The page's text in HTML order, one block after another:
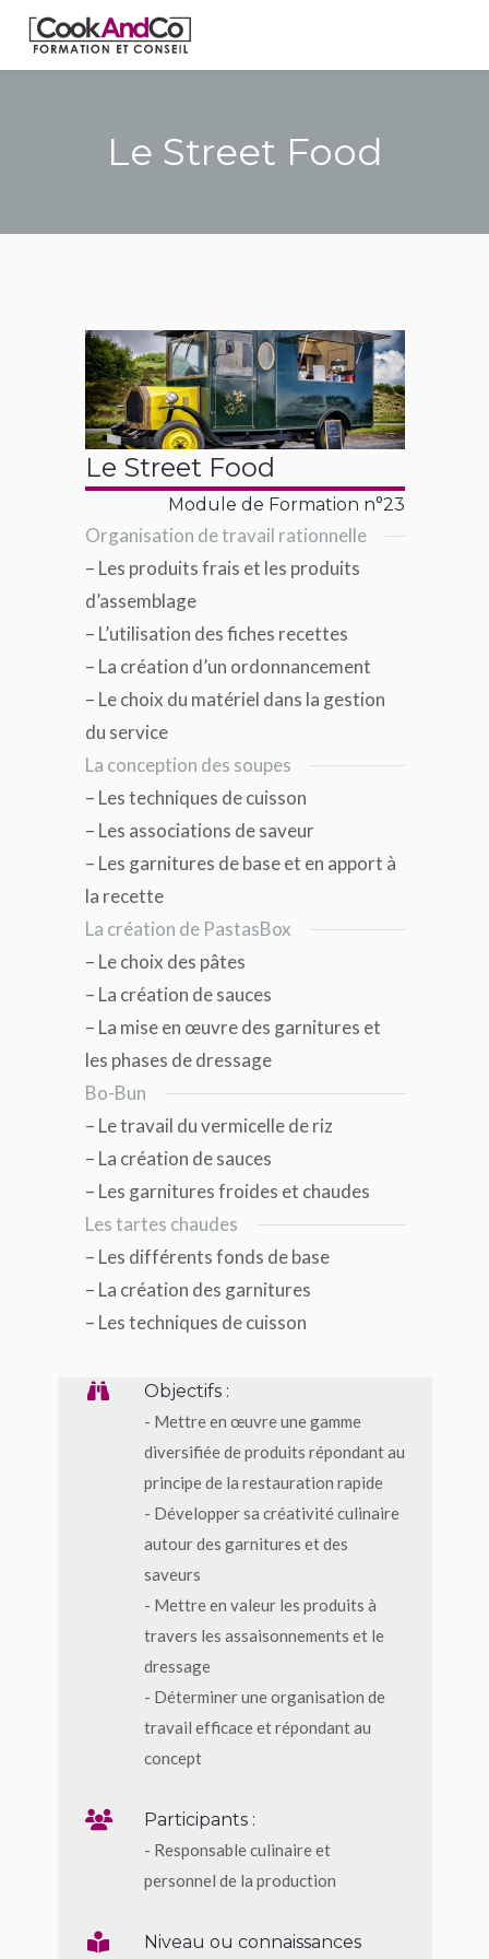
Le Street Food
Le Street Food
Module de Formation n°23
Organisation de travail rationnelle
– Les produits frais et les produits
d’assemblage
– L’utilisation des fiches recettes
– La création d’un ordonnancement
– Le choix du matériel dans la gestion
du service
La conception des soupes
– Les techniques de cuisson
– Les associations de saveur
– Les garnitures de base et en apport à
la recette
La création de PastasBox
– Le choix des pâtes
– La création de sauces
– La mise en œuvre des garnitures et
les phases de dressage
Bo-Bun
– Le travail du vermicelle de riz
– La création de sauces
– Les garnitures froides et chaudes
Les tartes chaudes
– Les différents fonds de base
– La création des garnitures
– Les techniques de cuisson
Objectifs :
- Mettre en œuvre une gamme
diversifiée de produits répondant au
principe de la restauration rapide
- Développer sa créativité culinaire
autour des garnitures et des
saveurs
- Mettre en valeur les produits à
travers les assaisonnements et le
dressage
- Déterminer une organisation de
travail efficace et répondant au
concept
Participants :
- Responsable culinaire et
personnel de la production
Niveau ou connaissances